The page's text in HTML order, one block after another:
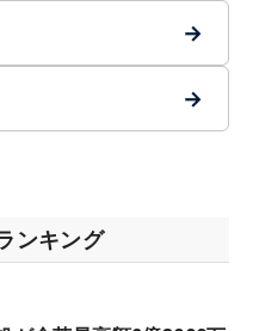
→
→
ンキング